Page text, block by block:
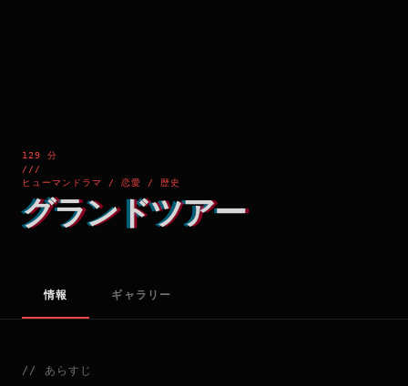
129 分
///
ヒューマンドラマ / 恋愛 / 歴史
グランドツアー
情報 ギャラリー
// あらすじ